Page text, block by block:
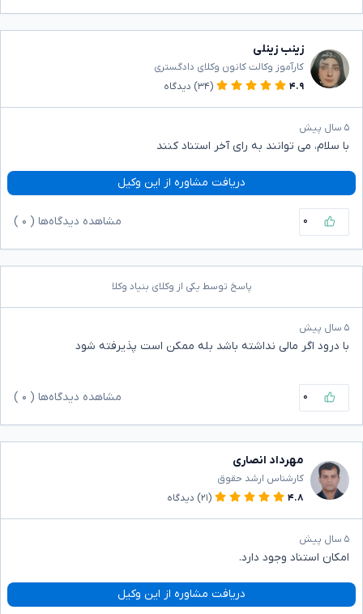
زینب زینلی
کارآموز وکالت کانون وکلای دادگستری
۴.۹
(۳۴) دیدگاه
۵ سال پیش
با سلام، می توانند به رای آخر استناد کنند
دریافت مشاوره از این وکیل
۰ مشاهده دیدگاه‌ها ( ۰
پاسخ توسط یکی از وکلای بنیاد وکلا
۵ سال پیش
با درود اگر مالی نداشته باشد بله ممکن است پذیرفته شود
۰ مشاهده دیدگاه‌ها ( ۰
مهرداد انصاری
کارشناس ارشد حقوق
۴.۸
(۲۱) دیدگاه
۵ سال پیش
امکان استناد وجود دارد.
دریافت مشاوره از این وکیل